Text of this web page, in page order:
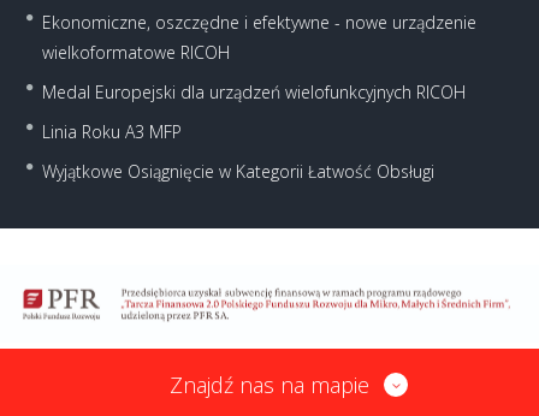
Ekonomiczne, oszczędne i efektywne - nowe urządzenie
wielkoformatowe RICOH
Medal Europejski dla urządzeń wielofunkcyjnych RICOH
Linia Roku A3 MFP
Wyjątkowe Osiągnięcie w Kategorii Łatwość Obsługi
Znajdź nas na mapie